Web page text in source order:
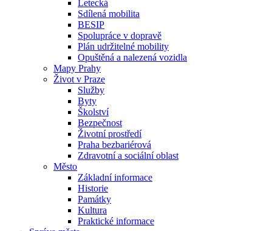
Letecká
Sdílená mobilita
BESIP
Spolupráce v dopravě
Plán udržitelné mobility
Opuštěná a nalezená vozidla
Mapy Prahy
Život v Praze
Služby
Byty
Školství
Bezpečnost
Životní prostředí
Praha bezbariérová
Zdravotní a sociální oblast
Město
Základní informace
Historie
Památky
Kultura
Praktické informace